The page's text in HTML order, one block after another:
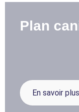
Plan
En savoir plus